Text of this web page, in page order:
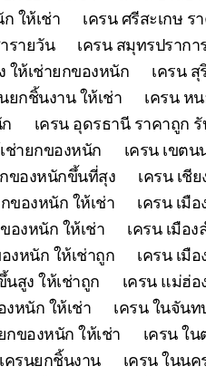
ให้เช่า
เครน ศรีสะเกษ ร
รายวัน
เครน สมุทรปรากา
ให้เช่ายกของหนัก
เครน
ยกชิ้นงาน ให้เช่า
เครน ห
เครน อุดรธานี ราคาถูก
ช่ายกของหนัก
เครน เขต
กของหนักขึ้นที่สุง
เครน เชี
ของหนัก ให้เช่า
เครน เมื
องหนัก ให้เช่า
เครน เมือ
งหนัก ให้เช่าถูก
เครน เมื
สูง ให้เช่าถูก
เครน แม่ฮ่อ
หนัก ให้เช่า
เครน ในจันท
กของหนัก ให้เช่า
เครน ใ
ครนยกชิ้นงาน
เครน ในน